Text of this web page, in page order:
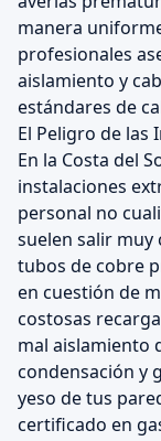
manera
profesionales
aislamiento y
estándares de
El Peligro de las
En la Costa del
instalaciones
personal no
suelen salir muy
tubos de cobre
en cuestión de
costosas
mal aislamiento
condensación y
yeso de tus
certificado en